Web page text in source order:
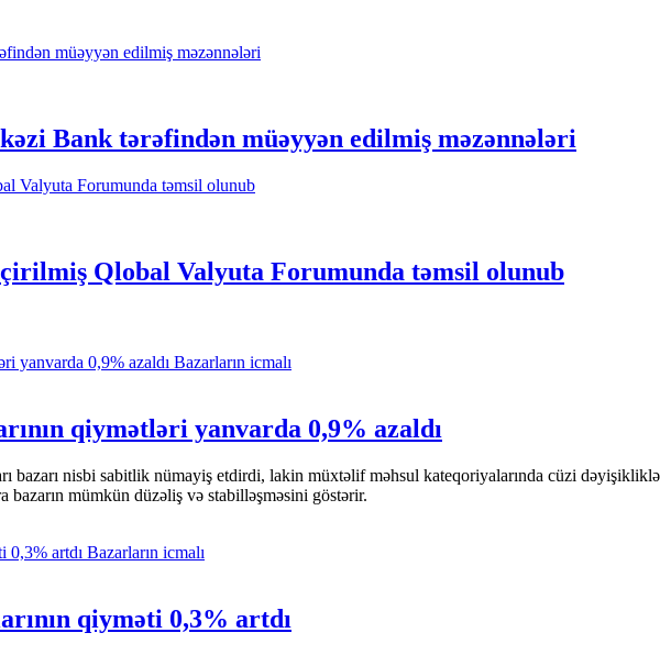
Bank tərəfindən müəyyən edilmiş məzənnələri
Qlobal Valyuta Forumunda təmsil olunub
Bazarların icmalı
qiymətləri yanvarda 0,9% azaldı
bazarı nisbi sabitlik nümayiş etdirdi, lakin müxtəlif məhsul kateqoriyalarında cüzi
bazarın mümkün düzəliş və stabilləşməsini göstərir.
Bazarların icmalı
qiyməti 0,3% artdı